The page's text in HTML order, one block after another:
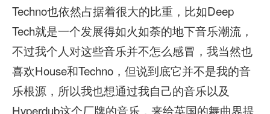
Techno也依然占据着很大的比重，比如Deep
Tech就是一个发展得如火如荼的地下音乐潮流，
不过我个人对这些音乐并不怎么感冒，我当然也
喜欢House和Techno，但说到底它并不是我的音
乐根源，所以我也想通过我自己的音乐以及
Hyperdub这个厂牌的音乐，来给英国的舞曲界提